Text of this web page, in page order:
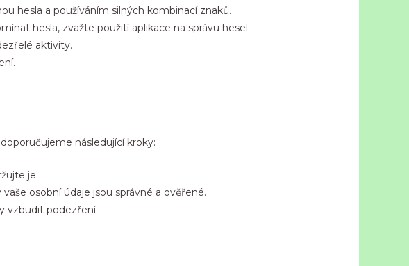
hesla a používáním silných kombinací znaků.
hesla, zvažte použití aplikace na správu hesel.
aktivity.
následující kroky:
je.
osobní údaje jsou správné a ověřené.
vzbudit podezření.